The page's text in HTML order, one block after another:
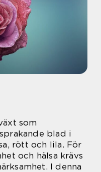
som
blad i
rött och lila. För
och hälsa krävs
I denna